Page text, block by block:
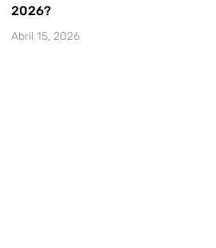
2026?
Abril 15, 2026